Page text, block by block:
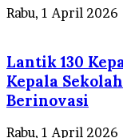
Rabu, 1 April 2026
Lantik 130
Kepala
Berinovasi
Rabu, 1 April 2026